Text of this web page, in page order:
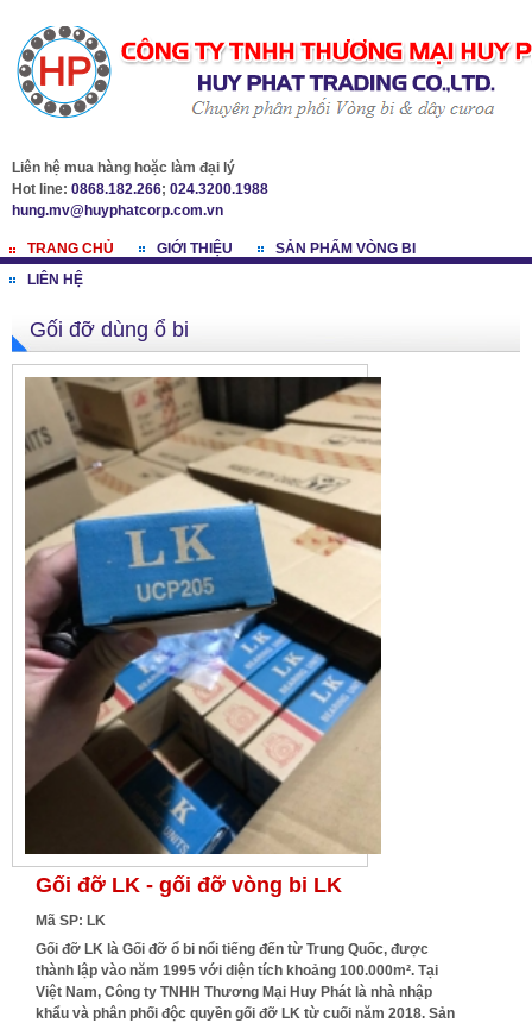
Liên hệ mua hàng hoặc làm đại lý
Hot line: 0868.182.266; 024.3200.1988
hung.mv@huyphatcorp.com.vn
TRANG CHỦ GIỚI THIỆU
SẢN PHẨM VÒNG BI
LIÊN HỆ
Gối đỡ dùng ổ bi
Gối đỡ LK - gối đỡ vòng bi LK
Mã SP: LK
Gối đỡ LK là Gối đỡ ổ bi nổi tiếng đến từ Trung Quốc, được
thành lập vào năm 1995 với diện tích khoảng 100.000m². Tại
Việt Nam, Công ty TNHH Thương Mại Huy Phát là nhà nhập
khẩu và phân phối độc quyền gối đỡ LK từ cuối năm 2018. Sản